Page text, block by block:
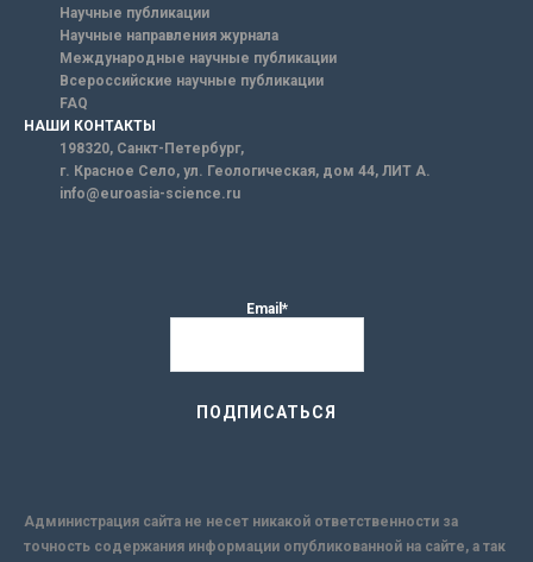
Научные публикации
Научные направления журнала
Международные научные публикации
Всероссийские научные публикации
FAQ
НАШИ КОНТАКТЫ
198320, Санкт-Петербург,
г. Красное Село, ул. Геологическая, дом 44, ЛИТ А.
info@euroasia-science.ru
Email*
Администрация сайта не несет никакой ответственности за
точность содержания информации опубликованной на сайте, а так